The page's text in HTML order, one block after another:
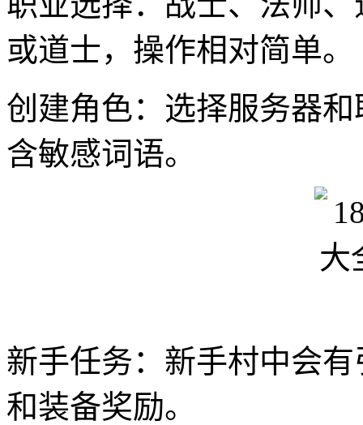
或道士，操作相对简单。
创建角色：选择服务器
含敏感词语。
新手任务：新手村中会
和装备奖励。